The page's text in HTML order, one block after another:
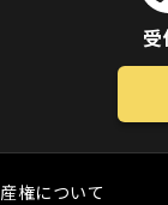
受
権について